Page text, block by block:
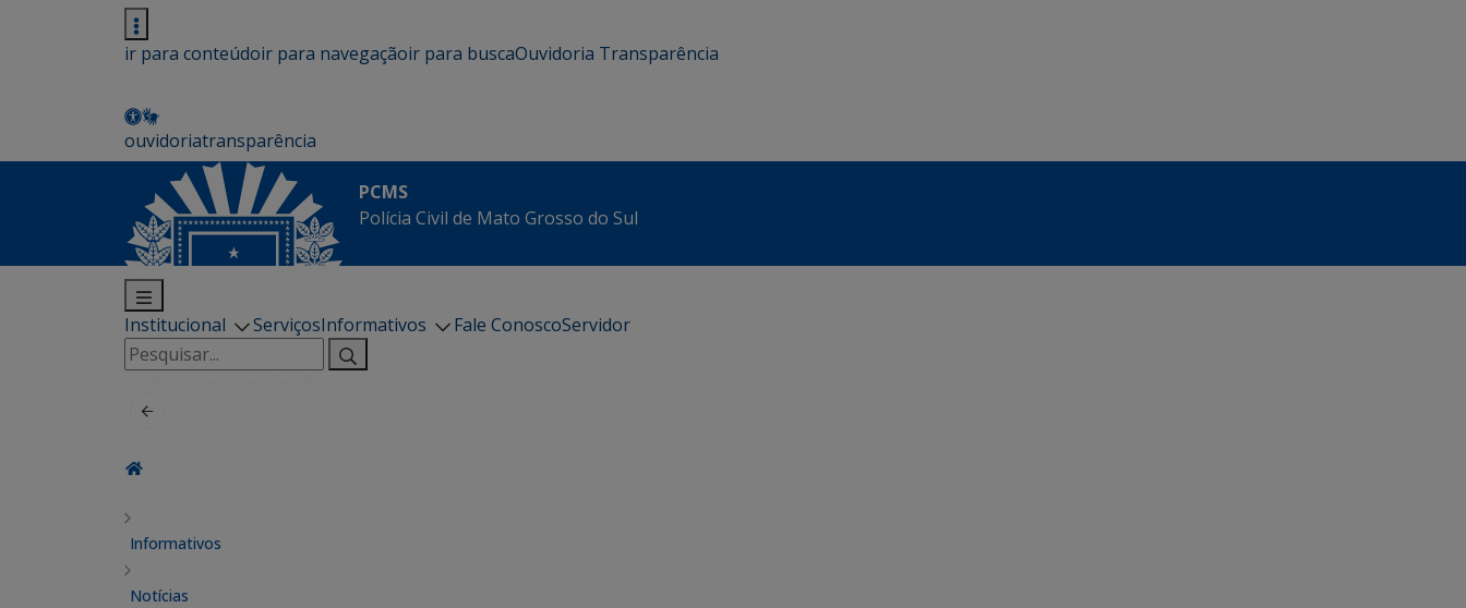
ir para conteúdoir para navegaçãoir para buscaOuvidoria Transparência
ouvidoriatransparência
PCMS
Polícia Civil de Mato Grosso do Sul
Institucional ServiçosInformativos Fale ConoscoServidor
Pesquisar
por:
Informativos
Notícias